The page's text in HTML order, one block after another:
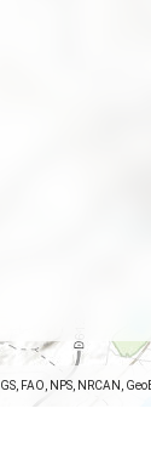
FAO, NPS, NRCAN,